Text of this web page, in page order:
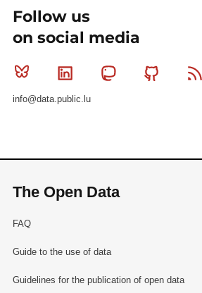
Follow us
on social media
Bluesky Linkedin MastodonGithub
info@data.public.lu
The Open Data
FAQ
Guide to the use of data
Guidelines for the publication of open data